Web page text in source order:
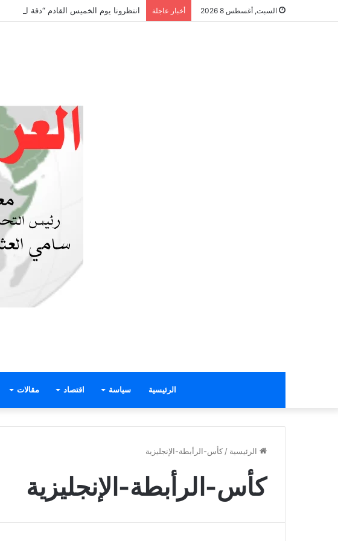
السبت, أغسطس 8 2026 أخبار عاجلة انتظرونا يوم الخميس القادم “دقة
الرئيسية سياسة اقتصاد مقالات
الرئيسية / كأس-الرأبطة-الإنجليزية
كأس-الرأبطة-الإنجليزية